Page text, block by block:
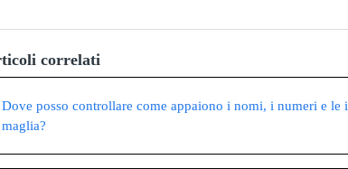
correlati
Dove posso controllare come appaiono i nomi, i numeri e
maglia?